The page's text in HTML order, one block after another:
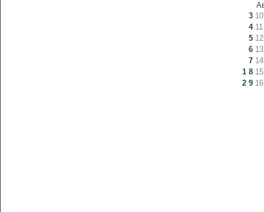
3 10
4 11
5 12
6 13
7 14
1 8 15
2 9 16